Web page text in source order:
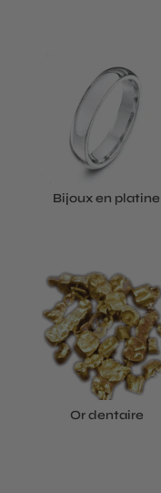
Bijoux en platine
Or dentaire